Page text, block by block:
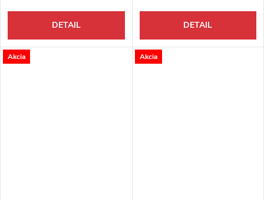
DETAIL DETAIL
Akcia Akcia